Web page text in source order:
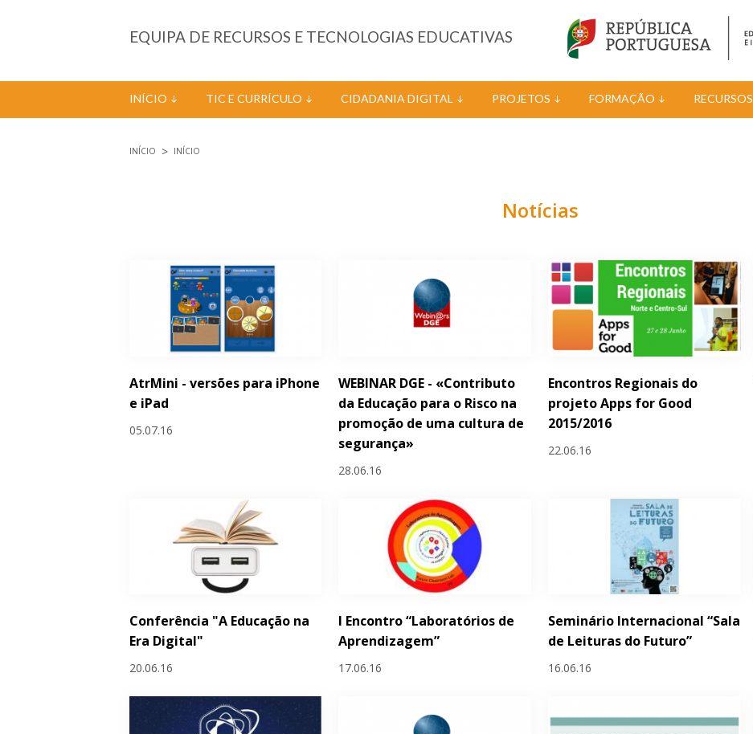
EQUIPA DE RECURSOS E TECNOLOGIAS EDUCATIVAS
INÍCIO TIC E CURRÍCULO CIDADANIA DIGITAL PROJETOS FORMAÇÃO RECURSOS
INÍCIO INÍCIO
Notícias
AtrMini - versões para iPhone
e iPad
05.07.16
WEBINAR DGE - «Contributo
da Educação para o Risco na
promoção de uma cultura de
segurança»
28.06.16
Encontros Regionais do
projeto Apps for Good
2015/2016
22.06.16
Conferência "A Educação na
Era Digital"
20.06.16
I Encontro “Laboratórios de
Aprendizagem”
17.06.16
Seminário Internacional “Sala
de Leituras do Futuro”
16.06.16
Páginas